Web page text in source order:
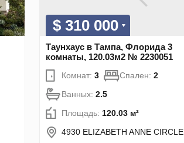
$ 310 000
Таунхаус в Тампа, Флорида 3
комнаты, 120.03м2 № 2230051
Комнат: 3 Спален: 2
Ванных: 2.5
Площадь: 120.03 м²
4930 ELIZABETH ANNE CIRCLE